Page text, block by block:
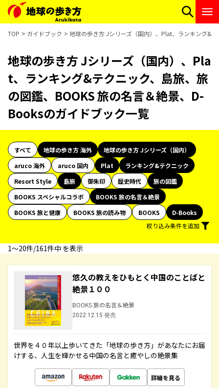
TOP ガイドブック 地球の歩き方 Jシリーズ（国内）、Plat、ランキング&
地球の歩き方 Jシリーズ（国内）、Pla
t、ランキング&テクニック、島旅、旅
の図鑑、BOOKS 旅の名言＆絶景、D-
Booksのガイドブック一覧
すべて 地球の歩き方 海外
地球の歩き方 Jシリーズ（国内）
aruco 海外
aruco 国内 Plat
ランキング&テクニック
Resort Style
島旅 御朱印 歴史時代
旅の図鑑
BOOKS スペシャルコラボ
BOOKS 旅の名言＆絶景
BOOKS 旅と健康
BOOKS 旅の読み物 BOOKS
D-Books
絞り込み条件を追加
1〜20件/161件中 を表示
悠久の教えをひもとく中国のことばと
絶景１００
BOOKS 旅の名言＆絶景
2022.12.15 発売
世界を４０年以上歩いてきた「地球の歩き方」があなたにお届
けする、人生を輝かせる中国の名言と癒やしの絶景集
詳細を見る